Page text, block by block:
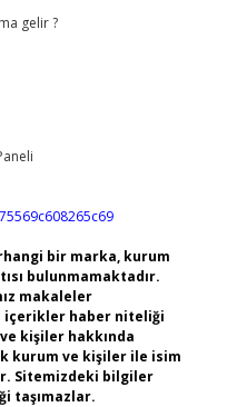
gelir ?
bir marka, kurum
bulunmamaktadır.
makaleler
içerikler haber niteliği
kişiler hakkında
kurum ve kişiler ile isim
Sitemizdeki bilgiler
taşımazlar.